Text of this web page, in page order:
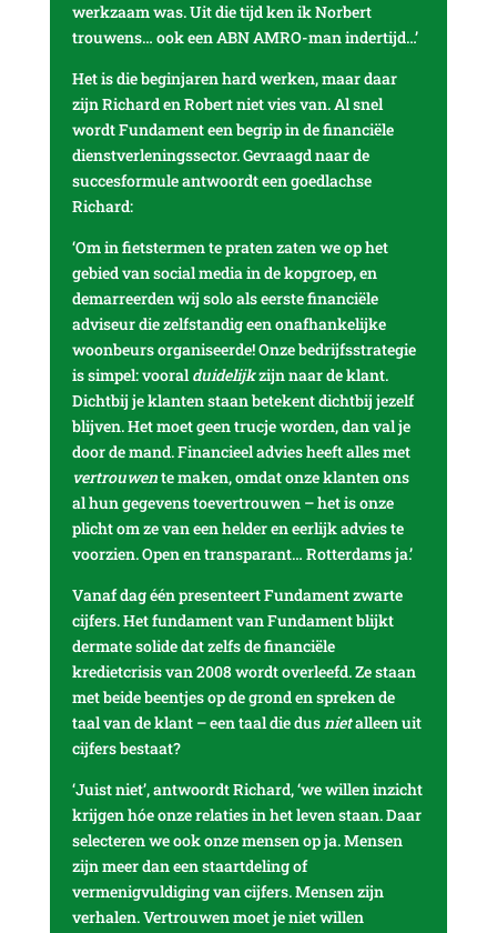
werkzaam was. Uit die tijd ken ik Norbert
trouwens… ook een ABN AMRO-man indertijd…’
Het is die beginjaren hard werken, maar daar
zijn Richard en Robert niet vies van. Al snel
wordt Fundament een begrip in de financiële
dienstverleningssector. Gevraagd naar de
succesformule antwoordt een goedlachse
Richard:
‘Om in fietstermen te praten zaten we op het
gebied van social media in de kopgroep, en
demarreerden wij solo als eerste financiële
adviseur die zelfstandig een onafhankelijke
woonbeurs organiseerde! Onze bedrijfsstrategie
is simpel: vooralduidelijkzijn naar de klant.
Dichtbij je klanten staan betekent dichtbij jezelf
blijven. Het moet geen trucje worden, dan val je
door de mand. Financieel advies heeft alles met
vertrouwente maken, omdat onze klanten ons
al hun gegevens toevertrouwen – het is onze
plicht om ze van een helder en eerlijk advies te
voorzien. Open en transparant… Rotterdams ja.’
Vanaf dag één presenteert Fundament zwarte
cijfers. Het fundament van Fundament blijkt
dermate solide dat zelfs de financiële
kredietcrisis van 2008 wordt overleefd. Ze staan
met beide beentjes op de grond en spreken de
taal van de klant – een taal die dusnietalleen uit
cijfers bestaat?
‘Juist niet’, antwoordt Richard, ‘we willen inzicht
krijgen hóe onze relaties in het leven staan. Daar
selecteren we ook onze mensen op ja. Mensen
zijn meer dan een staartdeling of
vermenigvuldiging van cijfers. Mensen zijn
verhalen. Vertrouwen moet je niet willen